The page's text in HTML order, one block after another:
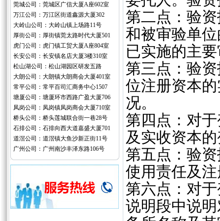
莞城公司：莞城区广信大厦A座602室
万江公司：万江区街道鑫源大厦302
大岭山公司：大岭山镇上场路11号
厚街公司：厚街镇莞太路时代大厦501
虎门公司：虎门镇工贸大厦A座804室
长安公司：长安镇名店大厦3楼310室
松山湖公司：松山湖园区研发五路
大朗公司：大朗镇大朗商会大厦401室
常平公司：常平百司汇商务中心1507
塘厦公司：塘厦环市西路广盈大厦706
凤岗公司：凤岗镇凤岗商会大厦710室
桥头公司：桥头莲城联合街一巷28号
石排公司：石排向西大道嘉盛大厦701
道滘公司：道滘镇大鱼沙新正街11号
广州公司：广州南沙丰泽东路106号
第二点：验
和被审验单
已实施的主
第三点：验
位注册资本
况。
第四点：对
及实收资本
第五点：验
使用责任及
第六点：对
说明段中说